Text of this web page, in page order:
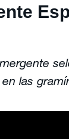
las